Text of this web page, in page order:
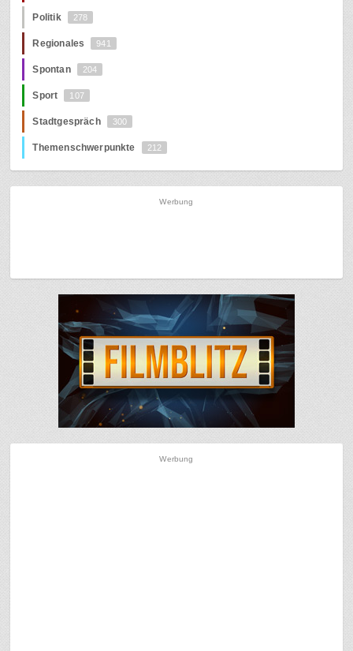
Politik 278
Regionales 941
Spontan 204
Sport 107
Stadtgespräch 300
Themenschwerpunkte 212
Werbung
Werbung